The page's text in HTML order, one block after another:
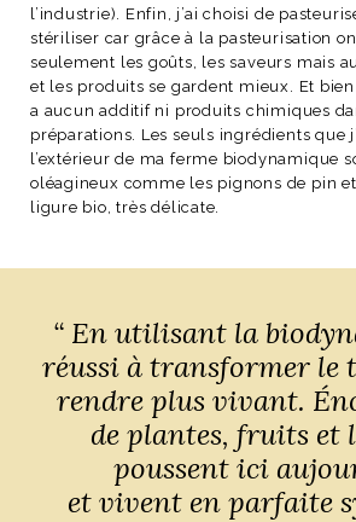
l’industrie). Enfin, j’ai choisi de
stériliser car grâce à la pasteurisation
seulement les goûts, les saveurs mais
et les produits se gardent mieux. Et
a aucun additif ni produits chimiques
préparations. Les seuls ingrédients que
l’extérieur de ma ferme biodynamique
oléagineux comme les pignons de pin
ligure bio, très délicate.
“ En utilisant la
réussi à transformer le
rendre plus vivant.
de plantes, fruits et
poussent ici
et vivent en parfaite